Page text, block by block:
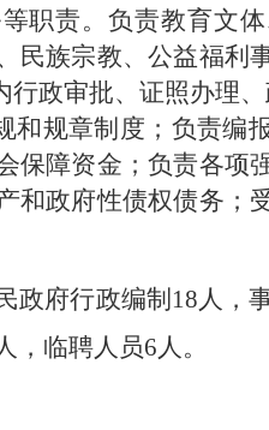
职责。负责教育文
族宗教、公益福利
政审批、证照办理、
和规章制度；负责编
保障资金；负责各项
和政府性债权债务；
政府行政编制 18人，
，临聘人员6人 。